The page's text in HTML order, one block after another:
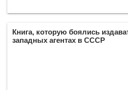
Книга, которую боялись
западных агентах в СССР